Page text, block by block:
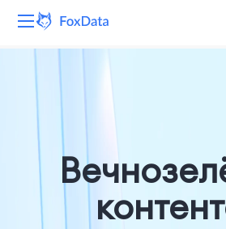
Ресурсы